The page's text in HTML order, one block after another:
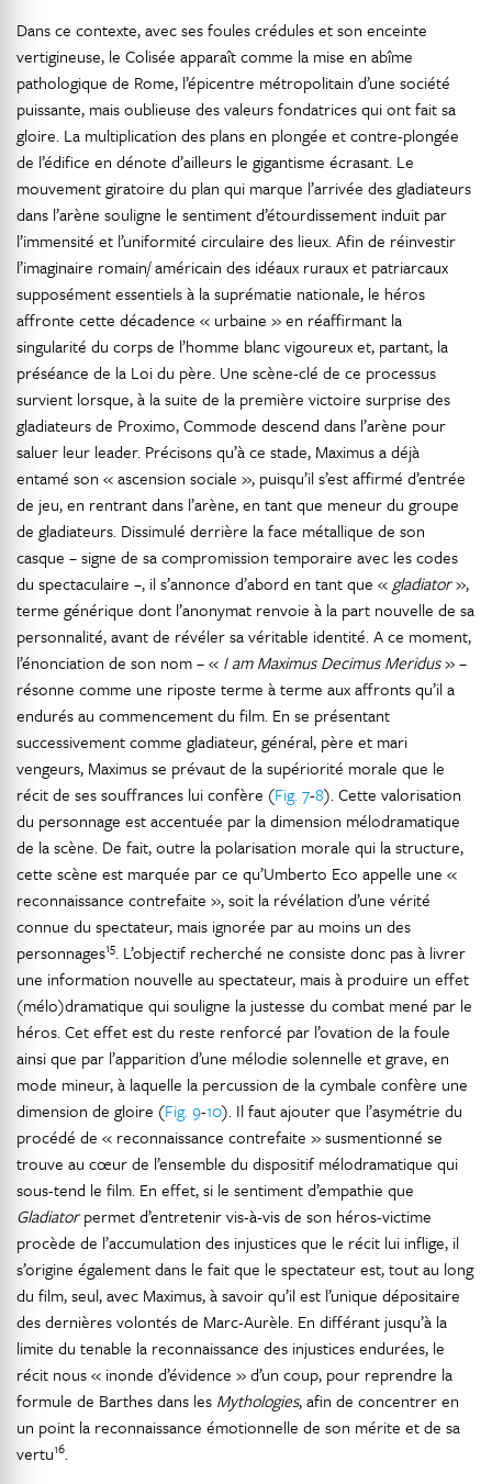
Dans ce contexte, avec ses foules crédules et son enceinte
vertigineuse, le Colisée apparaît comme la mise en abîme
pathologique de Rome, l’épicentre métropolitain d’une société
puissante, mais oublieuse des valeurs fondatrices qui ont fait sa
gloire. La multiplication des plans en plongée et contre-plongée
de l’édifice en dénote d’ailleurs le gigantisme écrasant. Le
mouvement giratoire du plan qui marque l’arrivée des gladiateurs
dans l’arène souligne le sentiment d’étourdissement induit par
l’immensité et l’uniformité circulaire des lieux. Afin de réinvestir
l’imaginaire romain/ américain des idéaux ruraux et patriarcaux
supposément essentiels à la suprématie nationale, le héros
affronte cette décadence « urbaine » en réaffirmant la
singularité du corps de l’homme blanc vigoureux et, partant, la
préséance de la Loi du père. Une scène-clé de ce processus
survient lorsque, à la suite de la première victoire surprise des
gladiateurs de Proximo, Commode descend dans l’arène pour
saluer leur leader. Précisons qu’à ce stade, Maximus a déjà
entamé son « ascension sociale », puisqu’il s’est affirmé d’entrée
de jeu, en rentrant dans l’arène, en tant que meneur du groupe
de gladiateurs. Dissimulé derrière la face métallique de son
casque – signe de sa compromission temporaire avec les codes
du spectaculaire –, il s’annonce d’abord en tant que « gladiator»,
terme générique dont l’anonymat renvoie à la part nouvelle de sa
personnalité, avant de révéler sa véritable identité. A ce moment,
l’énonciation de son nom – « I am Maximus Decimus Meridus» –
résonne comme une riposte terme à terme aux affronts qu’il a
endurés au commencement du film. En se présentant
successivement comme gladiateur, général, père et mari
vengeurs, Maximus se prévaut de la supériorité morale que le
récit de ses souffrances lui confère (Fig. 7-8). Cette valorisation
du personnage est accentuée par la dimension mélodramatique
de la scène. De fait, outre la polarisation morale qui la structure,
cette scène est marquée par ce qu’Umberto Eco appelle une «
reconnaissance contrefaite », soit la révélation d’une vérité
connue du spectateur, mais ignorée par au moins un des
personnages15. L’objectif recherché ne consiste donc pas à livrer
une information nouvelle au spectateur, mais à produire un effet
(mélo)dramatique qui souligne la justesse du combat mené par le
héros. Cet effet est du reste renforcé par l’ovation de la foule
ainsi que par l’apparition d’une mélodie solennelle et grave, en
mode mineur, à laquelle la percussion de la cymbale confère une
dimension de gloire (Fig. 9-10). Il faut ajouter que l’asymétrie du
procédé de « reconnaissance contrefaite » susmentionné se
trouve au cœur de l’ensemble du dispositif mélodramatique qui
sous-tend le film. En effet, si le sentiment d’empathie que
Gladiatorpermet d’entretenir vis-à-vis de son héros-victime
procède de l’accumulation des injustices que le récit lui inflige, il
s’origine également dans le fait que le spectateur est, tout au long
du film, seul, avec Maximus, à savoir qu’il est l’unique dépositaire
des dernières volontés de Marc-Aurèle. En différant jusqu’à la
limite du tenable la reconnaissance des injustices endurées, le
récit nous « inonde d’évidence » d’un coup, pour reprendre la
formule de Barthes dans les Mythologies, afin de concentrer en
un point la reconnaissance émotionnelle de son mérite et de sa
vertu16.